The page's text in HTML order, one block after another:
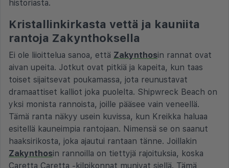
historiasta.
Kristallinkirkasta vettä ja kauniita
rantoja Zakynthoksella
Ei ole liioittelua sanoa, että Zakynthosin rannat ovat
aivan upeita. Jotkut ovat pitkiä ja kapeita, kun taas
toiset sijaitsevat poukamassa, jota reunustavat
dramaattiset kalliot joka puolelta. Shipwreck Beach on
yksi monista rannoista, joille pääsee vain veneellä.
Tämä ranta näkyy usein kuvissa, kun Kreikka haluaa
esitellä kauneimpia rantojaan. Nimensä se on saanut
haaksirikosta, joka ajautui rantaan tänne. Joillakin
Zakynthosin rannoilla on tiettyjä rajoituksia, koska
Caretta Caretta -kilpikonnat munivat siellä. Tämä